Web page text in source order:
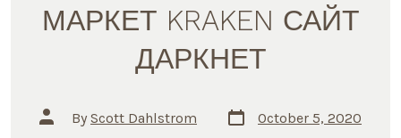
МАРКЕТ KRAKEN САЙТ
ДАРКНЕТ
Post
author
By Scott Dahlstrom
Post
date
October 5, 2020